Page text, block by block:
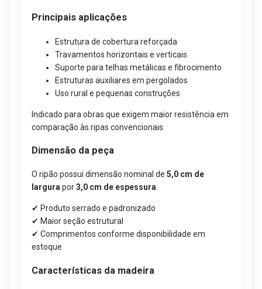
Principais aplicações
Estrutura de cobertura reforçada
Travamentos horizontais e verticais
Suporte para telhas metálicas e fibrocimento
Estruturas auxiliares em pergolados
Uso rural e pequenas construções
Indicado para obras que exigem maior resistência em
comparação às ripas convencionais.
Dimensão da peça
O ripão possui dimensão nominal de 5,0 cm de
largurapor3,0 cm de espessura.
✔ Produto serrado e padronizado
✔ Maior seção estrutural
✔ Comprimentos conforme disponibilidade em
estoque
Características da madeira